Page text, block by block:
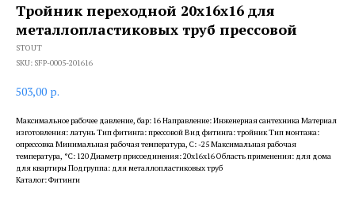
Тройник переходной 20х16х16 для
металлопластиковых труб прессовой
STOUT
SKU: SFP-0005-201616
503,00 р.
Максимальное рабочее давление, бар: 16 Направление: Инженерная сантехника Материал
изготовления: латунь Тип фитинга: прессовой Вид фитинга: тройник Тип монтажа:
опрессовка Минимальная рабочая температура, С: -25 Максимальная рабочая
температура, °С: 120 Диаметр присоединения: 20x16x16 Область применения: для дома
для квартиры Подгруппа: для металлопластиковых труб
Каталог: Фитинги